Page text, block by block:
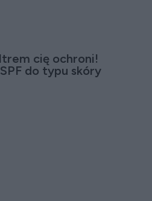
cię ochroni!
do typu skóry